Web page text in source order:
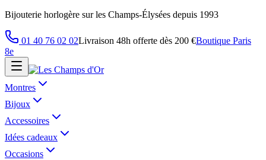
Bijouterie horlogère sur les Champs-Élysées depuis 1993
01 40 76 02 02Livraison 48h offerte dès 200 €Boutique Paris
8e
Montres
Bijoux
Accessoires
Idées cadeaux
Occasions